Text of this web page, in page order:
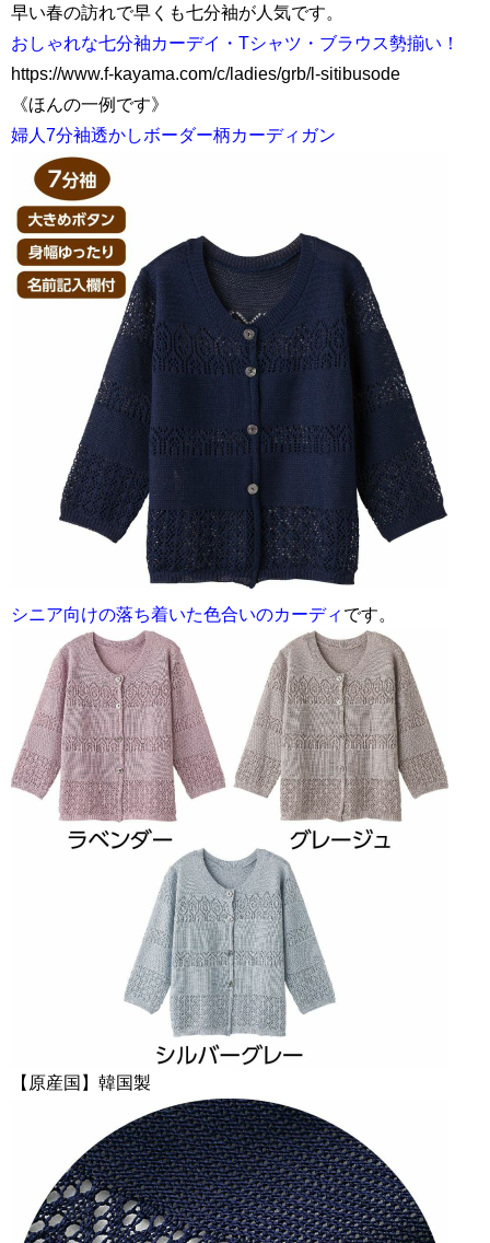
早い春の訪れで早くも七分袖が人気です。
おしゃれな七分袖カーデイ・Tシャツ・ブラウス勢揃い！
https://www.f-kayama.com/c/ladies/grb/l-sitibusode
《ほんの一例です》
婦人7分袖透かしボーダー柄カーディガン
シニア向けの落ち着いた色合いのカーディ です。
【原産国】韓国製